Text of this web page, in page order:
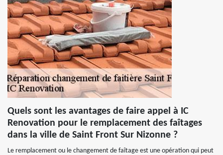
Quels sont les avantages de faire appel à IC
Renovation pour le remplacement des faîtages
dans la ville de Saint Front Sur Nizonne ?
Le remplacement ou le changement de faîtage est une opération qui peut